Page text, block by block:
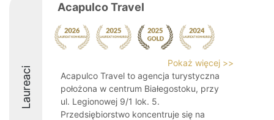
Laureaci
Acapulco Travel
Pokaż więcej >>
Acapulco Travel to agencja turystyczna
położona w centrum Białegostoku, przy
ul. Legionowej 9/1 lok. 5.
Przedsiębiorstwo koncentruje się na